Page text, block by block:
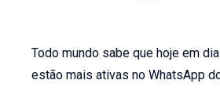
Todo mundo sabe que hoje em
estão mais ativas no WhatsApp